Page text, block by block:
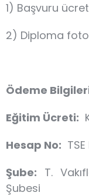
1) Başvuru
2) Diploma
Ödeme
Eğitim Ücreti:
Hesap No:
Şube: T.
Şubesi